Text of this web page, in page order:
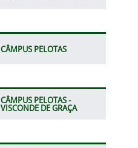
CÂMPUS PELOTAS
CÂMPUS PELOTAS -
VISCONDE DE GRAÇA